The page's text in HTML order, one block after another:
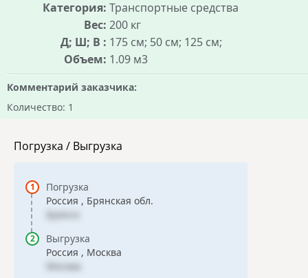
Категория: Транспортные средства
Вес: 200 кг
Д; Ш; В : 175 см; 50 см; 125 см;
Объем: 1.09 м3
Комментарий заказчика:
Количество: 1
Погрузка / Выгрузка
Погрузка
Россия , Брянская обл.
Брянск
Выгрузка
Россия , Москва
Москва